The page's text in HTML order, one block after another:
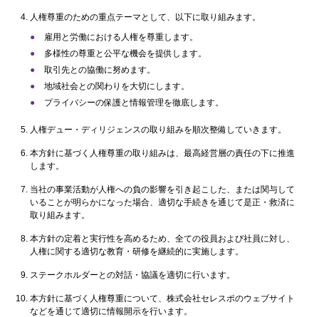
人権尊重のための重点テーマとして、以下に取り組みます。
雇用と労働における人権を尊重します。
多様性の尊重と公平な機会を提供します。
取引先との協働に努めます。
地域社会との関わりを大切にします。
プライバシーの保護と情報管理を徹底します。
人権デュー・ディリジェンスの取り組みを順次整備していきます。
本方針に基づく人権尊重の取り組みは、最高経営層の責任の下に推進
します。
当社の事業活動が人権への負の影響を引き起こした、または関与して
いることが明らかになった場合、適切な手続きを通じて是正・救済に
取り組みます。
本方針の定着と実行性を高めるため、全ての役員および社員に対し、
人権に関する適切な教育・研修を継続的に実施します。
ステークホルダーとの対話・協議を適切に行います。
本方針に基づく人権尊重について、株式会社セレスポのウェブサイト
などを通じて適切に情報開示を行います。